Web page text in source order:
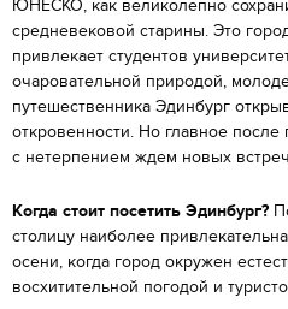
ЮНЕСКО, как великолепно
средневековой старины. Это
привлекает студентов
очаровательной природой,
путешественника Эдинбург
откровенности. Но главное
с нетерпением ждем новых
Когда стоит посетить Эдинбург?
столицу наиболее
осени, когда город окружен
восхитительной погодой и